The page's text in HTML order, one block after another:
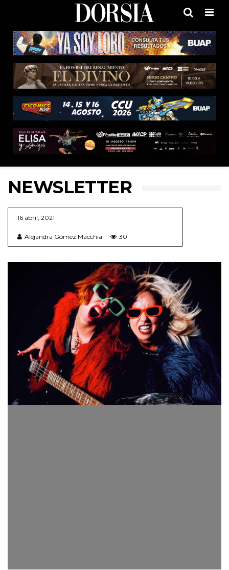
NEWSLETTER
16 abril, 2021
Alejandra Gómez Macchia 30